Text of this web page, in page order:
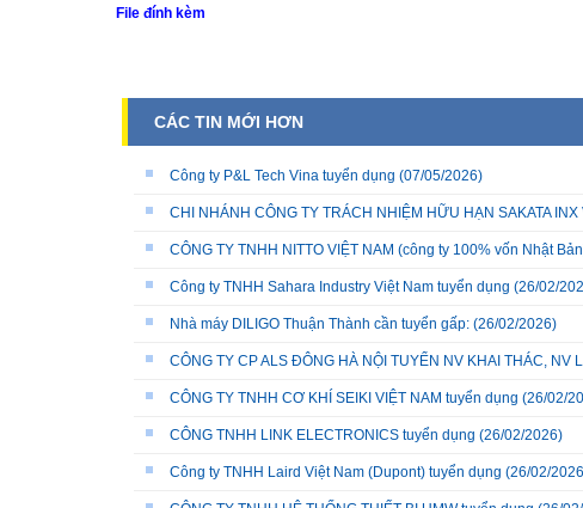
File đính kèm
CÁC TIN MỚI HƠN
Công ty P&L Tech Vina tuyển dụng (07/05/2026)
CHI NHÁNH CÔNG TY TRÁCH NHIỆM HỮU HẠN SAKATA
CÔNG TY TNHH NITTO VIỆT NAM (công ty 100% vốn Nhật
Công ty TNHH Sahara Industry Việt Nam tuyển dụng (26/02/
Nhà máy DILIGO Thuận Thành cần tuyển gấp: (26/02/2026)
CÔNG TY CP ALS ĐÔNG HÀ NỘI TUYỂN NV KHAI THÁC, NV
CÔNG TY TNHH CƠ KHÍ SEIKI VIỆT NAM tuyển dụng (26/02/
CÔNG TNHH LINK ELECTRONICS tuyển dụng (26/02/2026)
Công ty TNHH Laird Việt Nam (Dupont) tuyển dụng (26/02/